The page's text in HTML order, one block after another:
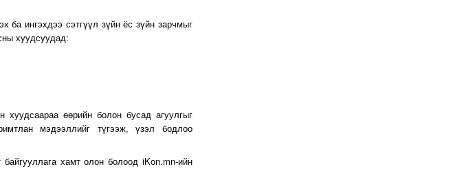
ба ингэхдээ сэтгүүл зүйн ёс зүйн зарчмыг
хуудсуудад:
хуудсаараа өөрийн болон бусад агуулгыг
мэдээллийг түгээж, үзэл бодлоо
хамт олон болоод iKon.mn-ийн